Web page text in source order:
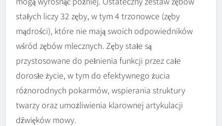
stałych liczy 32 zęby, w tym 4 trzonowce (zęby
mądrości), które nie mają swoich odpowiedników
wśród zębów mlecznych. Zęby stałe są
przystosowane do pełnienia funkcji przez całe
dorosłe życie, w tym do efektywnego żucia
różnorodnych pokarmów, wspierania struktury
twarzy oraz umożliwienia klarownej artykulacji
dźwięków mowy.